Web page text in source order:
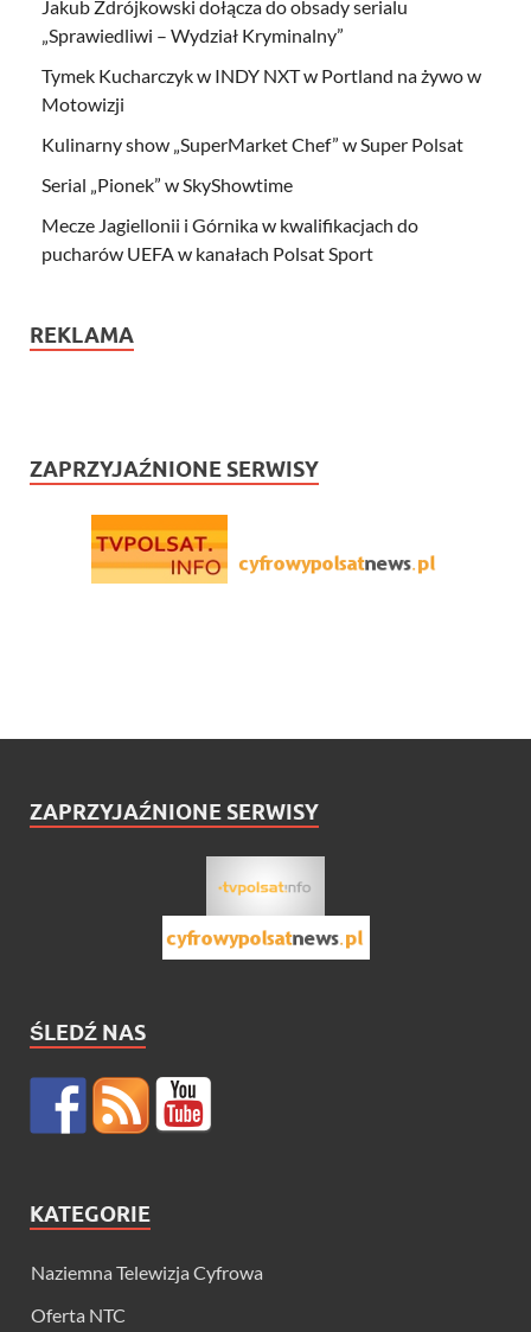
Jakub Zdrójkowski dołącza do obsady serialu
„Sprawiedliwi – Wydział Kryminalny”
Tymek Kucharczyk w INDY NXT w Portland na żywo w
Motowizji
Kulinarny show „SuperMarket Chef” w Super Polsat
Serial „Pionek” w SkyShowtime
Mecze Jagiellonii i Górnika w kwalifikacjach do
pucharów UEFA w kanałach Polsat Sport
REKLAMA
ZAPRZYJAŹNIONE SERWISY
ZAPRZYJAŹNIONE SERWISY
ŚLEDŹ NAS
KATEGORIE
Naziemna Telewizja Cyfrowa
Oferta NTC